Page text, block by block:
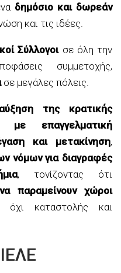
δημόσιο και δωρεάν
και τις ιδέες.
Σύλλογοισε όλη την
συμμετοχής,
σε μεγάλες πόλεις.
της κρατικής
με επαγγελματική
και μετακίνηση,
νόμων για διαγραφές
, τονίζοντας ότι
παραμείνουν χώροι
όχι καταστολής και